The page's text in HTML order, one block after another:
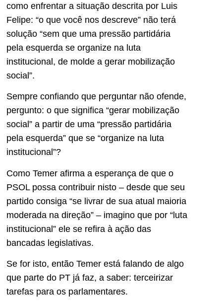
como enfrentar a situação descrita por Luis
Felipe: “o que você nos descreve” não terá
solução “sem que uma pressão partidária
pela esquerda se organize na luta
institucional, de molde a gerar mobilização
social”.
Sempre confiando que perguntar não ofende,
pergunto: o que significa “gerar mobilização
social” a partir de uma “pressão partidária
pela esquerda” que se “organize na luta
institucional”?
Como Temer afirma a esperança de que o
PSOL possa contribuir nisto – desde que seu
partido consiga “se livrar de sua atual maioria
moderada na direção” – imagino que por “luta
institucional” ele se refira à ação das
bancadas legislativas.
Se for isto, então Temer está falando de algo
que parte do PT já faz, a saber: terceirizar
tarefas para os parlamentares.